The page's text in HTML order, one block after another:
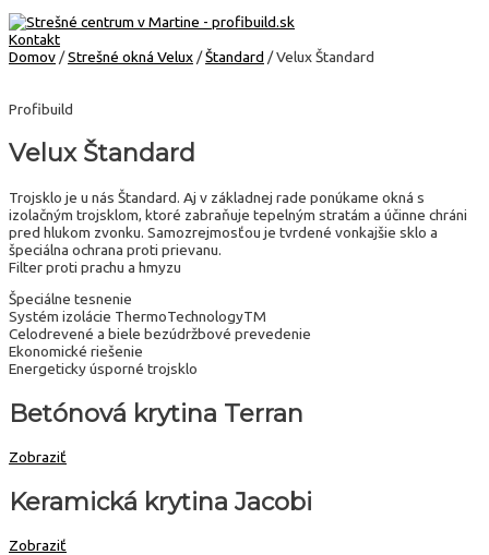
Kontakt
Domov /Strešné okná Velux /Štandard / Velux Štandard
Profibuild
Velux Štandard
Trojsklo je u nás Štandard. Aj v základnej rade ponúkame okná s
izolačným trojsklom, ktoré zabraňuje tepelným stratám a účinne chráni
pred hlukom zvonku. Samozrejmosťou je tvrdené vonkajšie sklo a
špeciálna ochrana proti prievanu.
Filter proti prachu a hmyzu
Špeciálne tesnenie
Systém izolácie ThermoTechnologyTM
Celodrevené a biele bezúdržbové prevedenie
Ekonomické riešenie
Energeticky úsporné trojsklo
Betónová krytina Terran
Zobraziť
Keramická krytina Jacobi
Zobraziť